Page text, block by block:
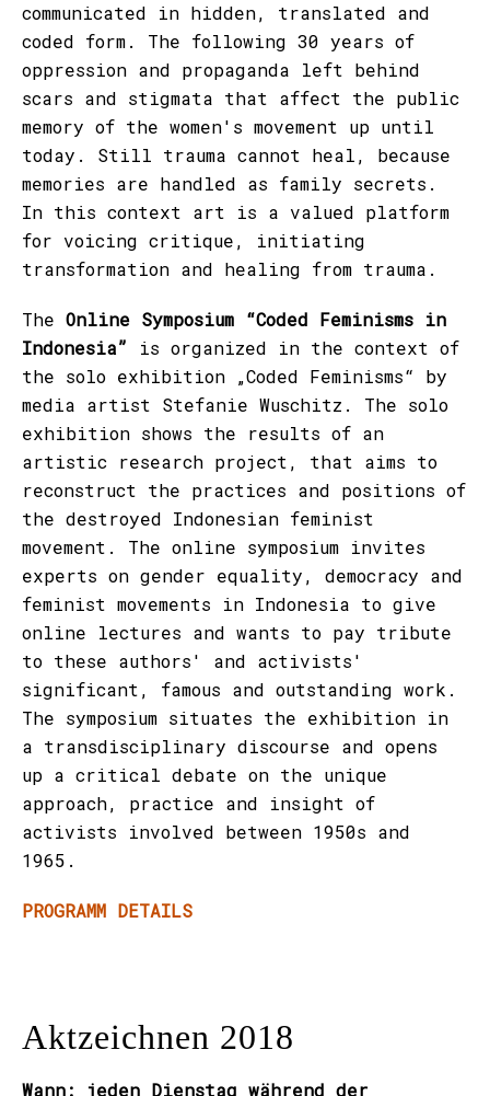
communicated in hidden, translated and
coded form. The following 30 years of
oppression and propaganda left behind
scars and stigmata that affect the public
memory of the women's movement up until
today. Still trauma cannot heal, because
memories are handled as family secrets.
In this context art is a valued platform
for voicing critique, initiating
transformation and healing from trauma.
The Online Symposium “Coded Feminisms in
Indonesia” is organized in the context of
the solo exhibition „Coded Feminisms“ by
media artist Stefanie Wuschitz. The solo
exhibition shows the results of an
artistic research project, that aims to
reconstruct the practices and positions of
the destroyed Indonesian feminist
movement. The online symposium invites
experts on gender equality, democracy and
feminist movements in Indonesia to give
online lectures and wants to pay tribute
to these authors' and activists'
significant, famous and outstanding work.
The symposium situates the exhibition in
a transdisciplinary discourse and opens
up a critical debate on the unique
approach, practice and insight of
activists involved between 1950s and
1965.
PROGRAMM DETAILS
Aktzeichnen 2018
Wann: jeden Dienstag während der